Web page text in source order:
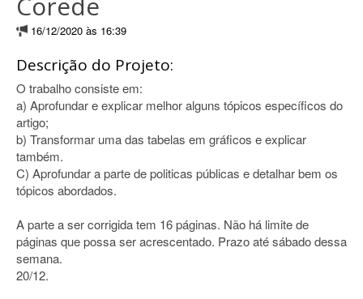
16/12/2020 às 16:39
Descrição do Projeto:
O trabalho consiste em:
a) Aprofundar e explicar melhor alguns tópicos específicos do
artigo;
b) Transformar uma das tabelas em gráficos e explicar
também.
C) Aprofundar a parte de politicas públicas e detalhar bem os
tópicos abordados.
A parte a ser corrigida tem 16 páginas. Não há limite de
páginas que possa ser acrescentado. Prazo até sábado dessa
semana.
20/12.